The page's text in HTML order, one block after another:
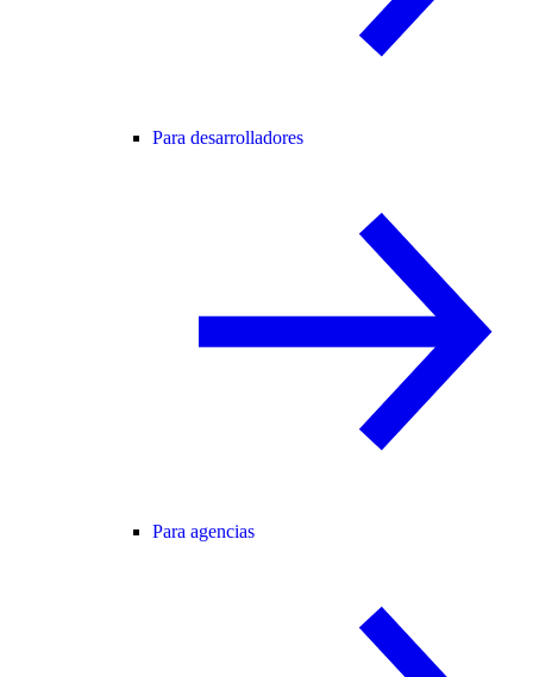
Para desarrolladores
Para agencias